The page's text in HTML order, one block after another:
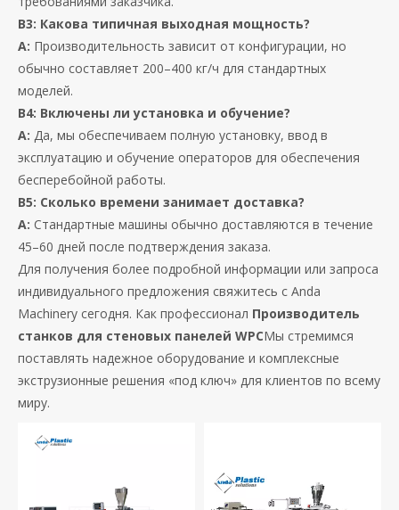
В3: Какова типичная выходная мощность?
А: Производительность зависит от конфигурации, но
обычно составляет 200–400 кг/ч для стандартных
моделей.
В4: Включены ли установка и обучение?
А: Да, мы обеспечиваем полную установку, ввод в
эксплуатацию и обучение операторов для обеспечения
бесперебойной работы.
В5: Сколько времени занимает доставка?
А: Стандартные машины обычно доставляются в течение
45–60 дней после подтверждения заказа.
Для получения более подробной информации или запроса
индивидуального предложения свяжитесь с Anda
Machinery сегодня. Как профессионал Производитель
станков для стеновых панелей WPCМы стремимся
поставлять надежное оборудование и комплексные
экструзионные решения «под ключ» для клиентов по всему
миру.